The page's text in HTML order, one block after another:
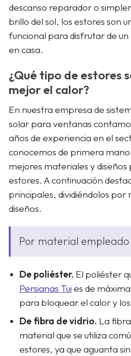
descanso reparador o
brillo del sol, los estores son
funcional para disfrutar de
en casa.
¿Qué tipo de estores
mejor el calor?
En nuestra empresa de
solar para ventanas
años de experiencia en el
conocemos de primera mano
mejores materiales y
estores. A continuación
principales, dividiéndolos
diseños.
Por material empleado
De poliéster. El poliéster
Persianas Tui es de
para bloquear el calor y
De fibra de vidrio. La
material que se utiliza
estores, ya que aguanta